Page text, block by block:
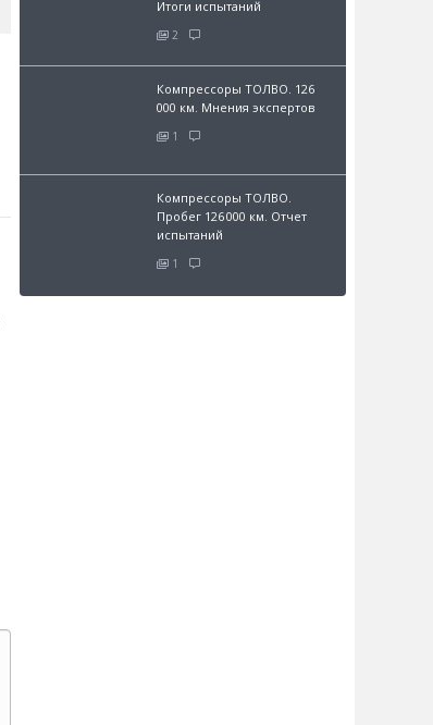
Итоги испытаний
2
Компрессоры ТОЛВО. 126
000 км. Мнения экспертов
1
Компрессоры ТОЛВО.
Пробег 126 000 км. Отчет
испытаний
1